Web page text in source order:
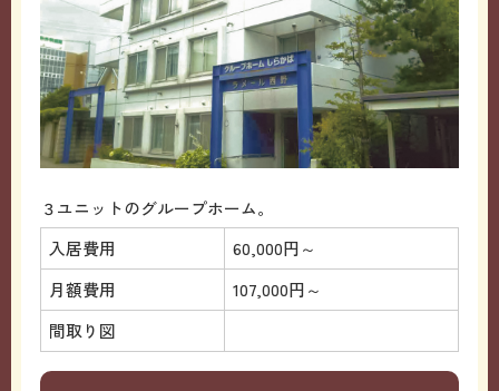
３ユニットのグループホーム。
入居費用
60,000円～
月額費用
107,000円～
間取り図